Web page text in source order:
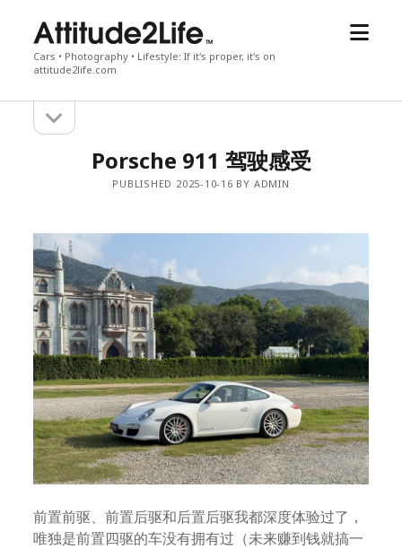
attitude2life
Cars • Photography • Lifestyle: If it's proper, it's on
attitude2life.com
open
Sidebarsidebar
Porsche 911 驾驶感受
PUBLISHED 2025-10-16 BY ADMIN
前置前驱、前置后驱和后置后驱我都深度体验过了，
唯独是前置四驱的车没有拥有过（未来赚到钱就搞一